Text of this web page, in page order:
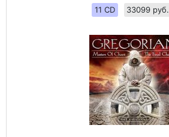
11 CD 33099 руб.